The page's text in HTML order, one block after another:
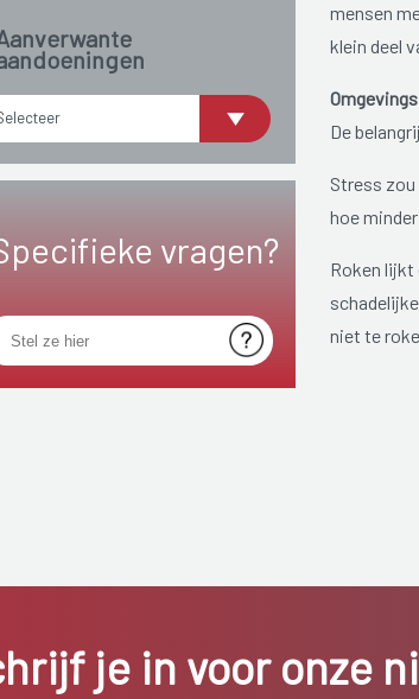
vragen?
mensen
klein deel
De
Stress
hoe
Roken lijkt
niet te
je in voor onze